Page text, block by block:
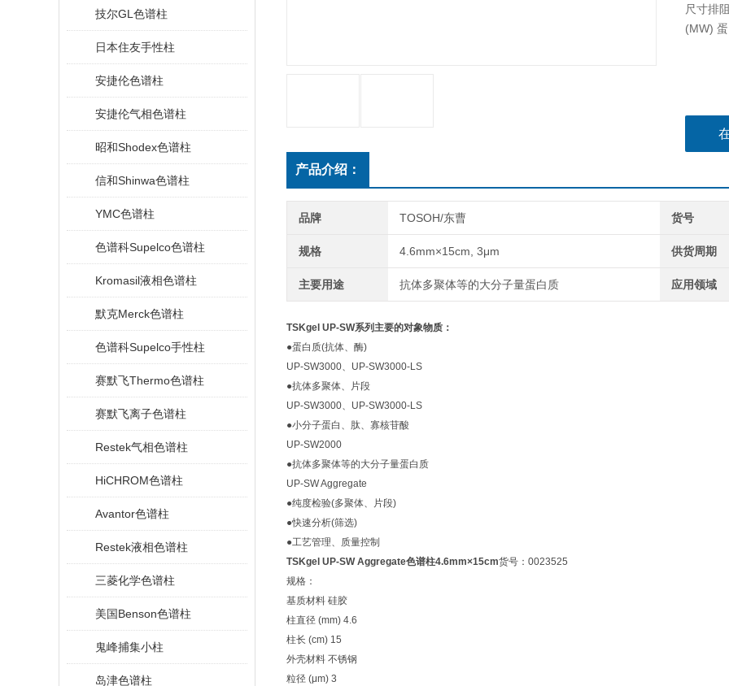
技尔GL色谱柱
日本住友手性柱
安捷伦色谱柱
安捷伦气相色谱柱
昭和Shodex色谱柱
信和Shinwa色谱柱
YMC色谱柱
色谱科Supelco色谱柱
Kromasil液相色谱柱
默克Merck色谱柱
色谱科Supelco手性柱
赛默飞Thermo色谱柱
赛默飞离子色谱柱
Restek气相色谱柱
HiCHROM色谱柱
Avantor色谱柱
Restek液相色谱柱
三菱化学色谱柱
美国Benson色谱柱
鬼峰捕集小柱
岛津色谱柱
尺寸排
(MW)
产品介绍：
品牌 TOSOH/东曹 货号
规格 4.6mm×15cm, 3μm 供货周期
主要用途 抗体多聚体等的大分子量蛋白质 应用领域
TSKgel UP-SW系列主要的对象物质：
●蛋白质(抗体、酶)
UP-SW3000、UP-SW3000-LS
●抗体多聚体、片段
UP-SW3000、UP-SW3000-LS
●小分子蛋白、肽、寡核苷酸
UP-SW2000
●抗体多聚体等的大分子量蛋白质
UP-SW Aggregate
●纯度检验(多聚体、片段)
●快速分析(筛选)
●工艺管理、质量控制
TSKgel UP-SW Aggregate色谱柱4.6mm×15cm货号：0023525
规格：
基质材料 硅胶
柱直径 (mm) 4.6
柱长 (cm) 15
外壳材料 不锈钢
粒径 (μm) 3